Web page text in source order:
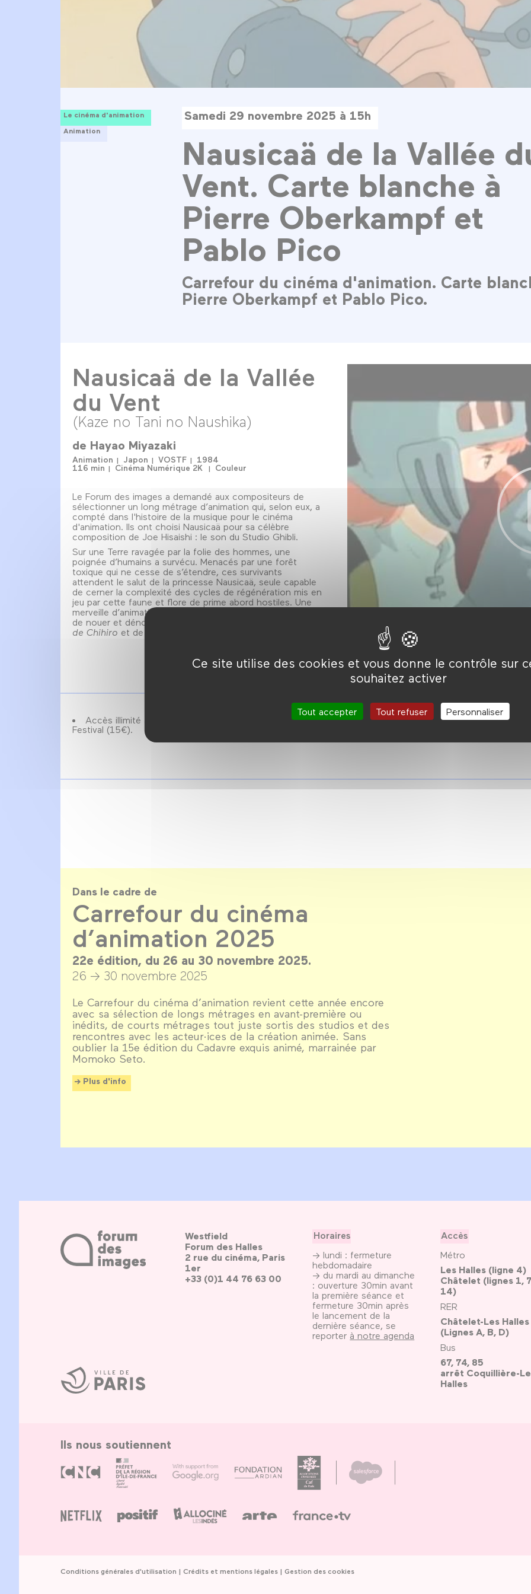
Ce site utilise des cookies et vous donne le contrôle sur
souhaitez activer
Tout accepter Tout refuser Personnaliser
Le cinéma d'animation
Animation
Samedi 29 novembre 2025 à 15h
Nausicaä de la Vallée
Vent. Carte blanche à
Pierre Oberkampf et
Pablo Pico
Carrefour du cinéma d'animation. Carte
Pierre Oberkampf et Pablo Pico.
Nausicaä de la Vallée
du Vent
(Kaze no Tani no Naushika)
de Hayao Miyazaki
Animation Japon VOSTF
1984
116 min
Cinéma Numérique 2K Couleur
Le Forum des images a demandé aux compositeurs de
sélectionner un long métrage d’animation qui, selon eux, a
compté dans l'histoire de la musique pour le cinéma
d'animation. Ils ont choisi Nausicaä pour sa célèbre
composition de Joe Hisaishi : le son du Studio Ghibli.
Sur une Terre ravagée par la folie des hommes, une
poignée d’humains a survécu. Menacés par une forêt
toxique qui ne cesse de s’étendre, ces survivants
attendent le salut de la princesse Nausicaä, seule capable
de cerner la complexité des cycles de régénération mis en
jeu par cette faune et flore de prime abord hostiles. Une
merveille d’animation sur les liens que l’homme ne cesse
de nouer et dénouer avec la nature, par l’auteur du
de Chihiro et de
Accès illimité à toutes les séances, avec la carte Forum
Festival (15€).
En savoir plus.
Dans le cadre de
Carrefour du cinéma
d’animation 2025
22e édition, du 26 au 30 novembre 2025.
26 → 30 novembre 2025
Le Carrefour du cinéma d’animation revient cette année encore
avec sa sélection de longs métrages en avant-première ou
inédits, de courts métrages tout juste sortis des studios et des
rencontres avec les acteur·ices de la création animée. Sans
oublier la 15e édition du Cadavre exquis animé, marrainée par
Momoko Seto.
Plus d'info
Ville
de
Paris
Westfield
Forum des Halles
2 rue du cinéma, Paris
1er
+33 (0)1 44 76 63 00
Horaires
→ lundi : fermeture
hebdomadaire
→ du mardi au dimanche
: ouverture 30min avant
la première séance et
fermeture 30min après
le lancement de la
dernière séance, se
reporter à notre agenda
Accès
Métro
Les Halles (ligne 4)
Châtelet (lignes 1,
14)
RER
Châtelet-Les Halles
(Lignes A, B, D)
Bus
67, 74, 85
arrêt Coquillière-
Halles
Ils nous soutiennent
Conditions générales d'utilisation Crédits et mentions légales Gestion des cookies